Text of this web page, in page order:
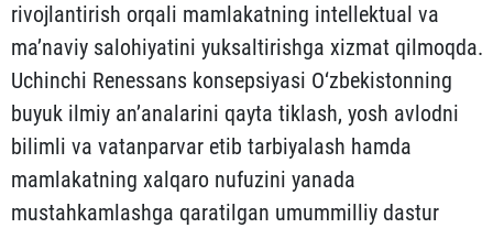
rivojlantirish orqali mamlakatning intellektual va
ma’naviy salohiyatini yuksaltirishga xizmat qilmoqda.
Uchinchi Renessans konsepsiyasi O‘zbekistonning
buyuk ilmiy an’analarini qayta tiklash, yosh avlodni
bilimli va vatanparvar etib tarbiyalash hamda
mamlakatning xalqaro nufuzini yanada
mustahkamlashga qaratilgan umummilliy dastur